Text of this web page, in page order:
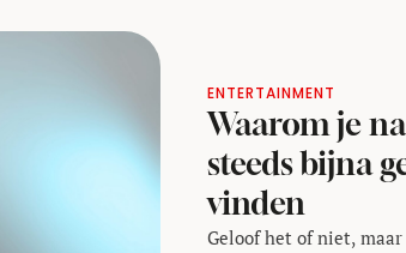
ENTERTAINMENT
Waarom je
steeds bijna
vinden
Geloof het of niet,